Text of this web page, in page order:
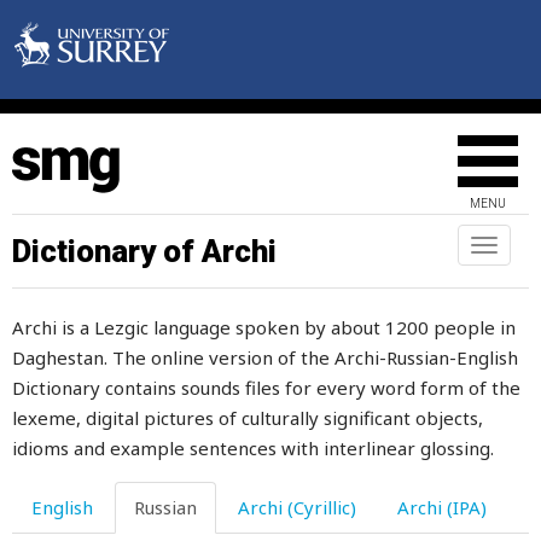
MENU
Toggle
Dictionary of Archi
Archi is a Lezgic language spoken by about 1200 people in
Daghestan. The online version of the Archi-Russian-English
Dictionary contains sounds files for every word form of the
lexeme, digital pictures of culturally significant objects,
idioms and example sentences with interlinear glossing.
English Russian Archi (Cyrillic) Archi (IPA)